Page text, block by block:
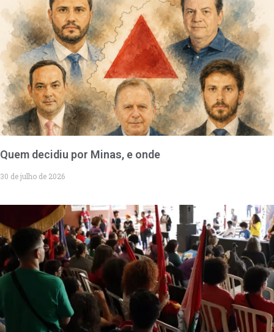
Quem decidiu por Minas, e onde
30 de julho de 2026